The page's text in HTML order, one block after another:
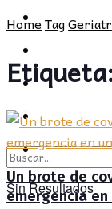
CULTURA
OPINIÓN
Sin Resultados
PROVINCIA
SOCIEDAD
CULTURA
OPINIÓN
HomeTag
Un brote de
emergencia